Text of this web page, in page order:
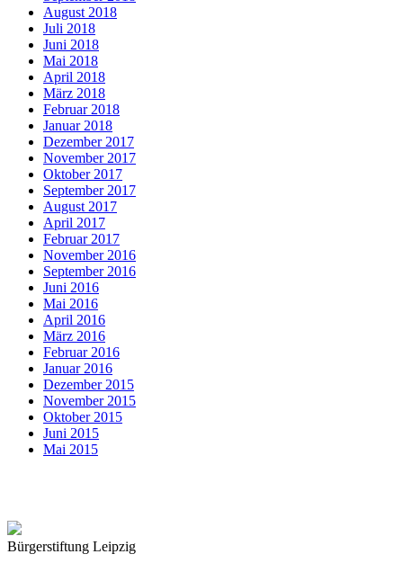
August 2018
Juli 2018
Juni 2018
Mai 2018
April 2018
März 2018
Februar 2018
Januar 2018
Dezember 2017
November 2017
Oktober 2017
September 2017
August 2017
April 2017
Februar 2017
November 2016
September 2016
Juni 2016
Mai 2016
April 2016
März 2016
Februar 2016
Januar 2016
Dezember 2015
November 2015
Oktober 2015
Juni 2015
Mai 2015
Bürgerstiftung Leipzig